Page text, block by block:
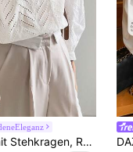
DAZY Bluse mit Stehkragen, Raglanärmeln und Lochstickerei, Langarmshirt